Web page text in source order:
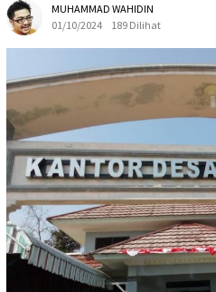
MUHAMMAD WAHIDIN
01/10/2024
189 Dilihat